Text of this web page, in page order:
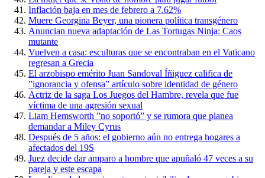
Inflación baja en mes de febrero a 7.62%
Muere Georgina Beyer, una pionera política transgénero
Anuncian nueva adaptación de Las Tortugas Ninja: Caos
mutante
Vuelven a casa: esculturas que se encontraban en el Vaticano
regresan a Grecia
El arzobispo emérito Juan Sandoval Íñiguez califica de
”ignorancia y ofensa” artículo sobre identidad de género
Actriz de la saga Los Juegos del Hambre, revela que fue
víctima de una agresión sexual
Liam Hemsworth ”no soportó” y se rumora que planea
demandar a Miley Cyrus
Después de 5 años: el gobierno aún no entrega hogares a
afectados del 19S
Juez decide dar amparo a hombre que apuñaló 47 veces a su
pareja y este escapa